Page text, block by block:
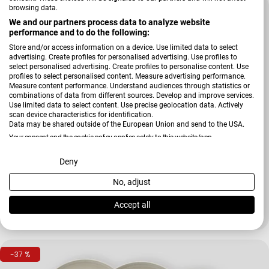
browsing data.
We and our partners process data to analyze website
performance and to do the following:
Store and/or access information on a device. Use limited data to select
advertising. Create profiles for personalised advertising. Use profiles to
select personalised advertising. Create profiles to personalise content. Use
profiles to select personalised content. Measure advertising performance.
Measure content performance. Understand audiences through statistics or
combinations of data from different sources. Develop and improve services.
Use limited data to select content. Use precise geolocation data. Actively
scan device characteristics for identification.
Data may be shared outside of the European Union and send to the USA.
Your consent and the cookie policy applies solely to this website/app.
View Partner List (2 IAB Vendors)
We use your data for the following purposes:
IAB processing purposes:
Deny
No, adjust
Accept all
-38 %
Tafelservice Sento Home
Seltmann Weiden
219,90 €
-37 %